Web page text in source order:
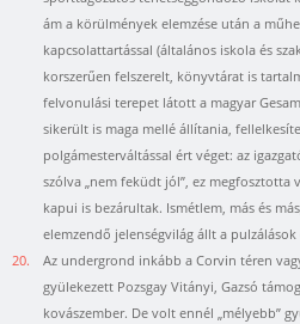
ám a körülmények elemzése után a
kapcsolattartással (általános iskola és
korszerűen felszerelt, könyvtárat is
felvonulási terepet látott a magyar
sikerült is maga mellé állítania,
polgámesterváltással ért véget: az
szólva „nem feküdt jól”, ez megfosztotta
kapui is bezárultak. Ismétlem, más és
elemzendő jelenségvilág állt a
20.
Az undergrond inkább a Corvin téren
gyülekezett Pozsgay Vitányi, Gazsó
kovászember. De volt ennél „mélyebb”